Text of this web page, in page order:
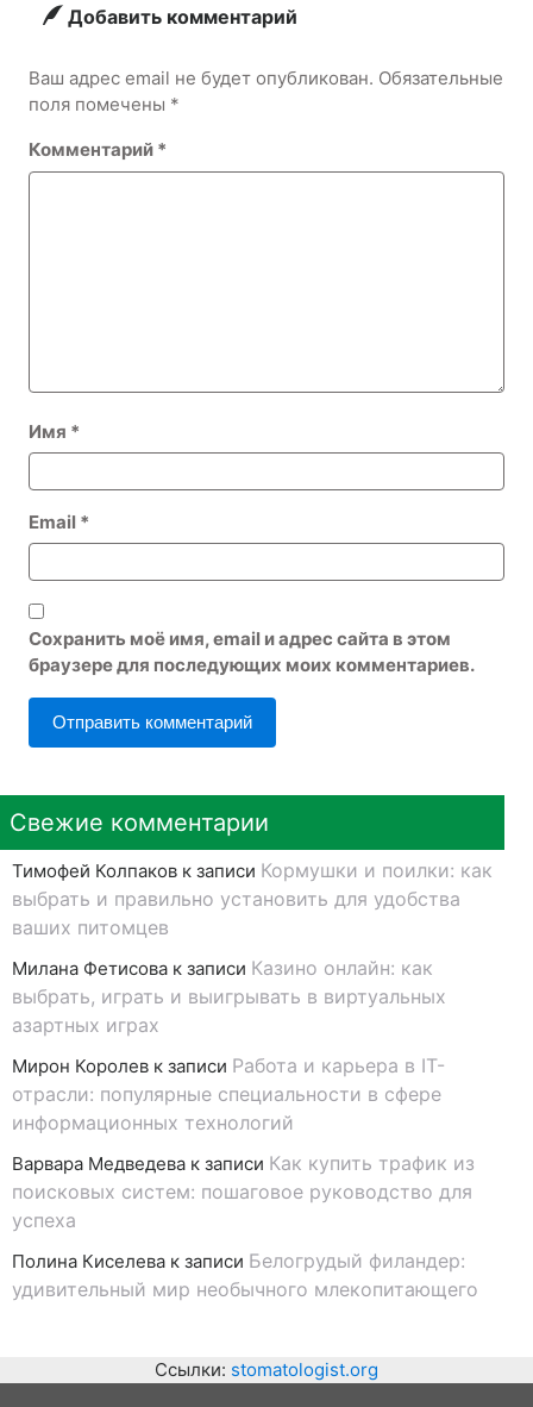
долгожителях
Добавить комментарий
Ваш адрес email не будет опубликован. Обязательные
поля помечены *
Комментарий *
Имя *
Email *
Сохранить моё имя, email и адрес сайта в этом
браузере для последующих моих комментариев.
Свежие комментарии
Тимофей Колпаков к записи Кормушки и поилки: как
выбрать и правильно установить для удобства
ваших питомцев
Милана Фетисова к записи Казино онлайн: как
выбрать, играть и выигрывать в виртуальных
азартных играх
Мирон Королев к записи Работа и карьера в IT-
отрасли: популярные специальности в сфере
информационных технологий
Варвара Медведева к записи Как купить трафик из
поисковых систем: пошаговое руководство для
успеха
Полина Киселева к записи Белогрудый филандер:
удивительный мир необычного млекопитающего
Ссылки: stomatologist.org